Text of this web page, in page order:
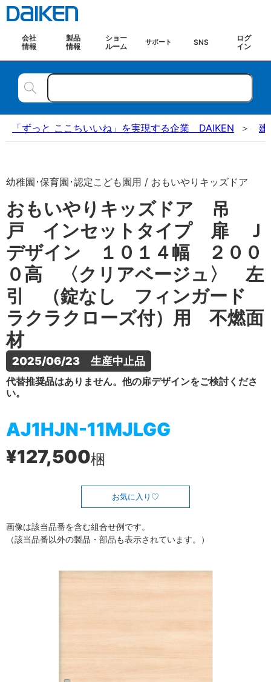
会社
情報
製品
情報
ショー
ルーム
サポート SNS
ログ
イン
「ずっと ここちいいね」を実現する企業 DAIKEN 建
幼稚園･保育園･認定こども園用 / おもいやりキッズドア
おもいやりキッズドア 吊
戸 インセットタイプ 扉 Ｊ
デザイン １０１４幅 ２００
０高 〈クリアベージュ〉 左
引 （錠なし フィンガード
ラクラクローズ付）用 不燃面
材
2025/06/23　生産中止品
代替推奨品はありません。他の扉デザインをご検討くださ
い。
AJ1HJN-11MJLGG
¥127,500梱
お気に入り
画像は該当品番を含む組合せ例です。
（該当品番以外の製品・部品も表示されています。）